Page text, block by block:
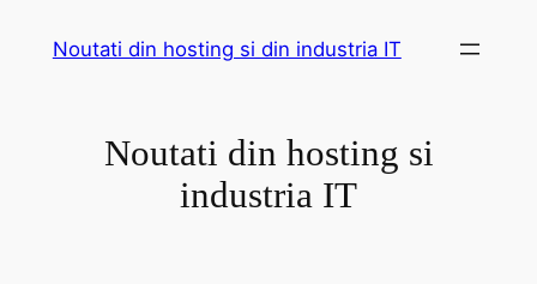
Noutati din hosting si din industria IT
Noutati din hosting si
industria IT